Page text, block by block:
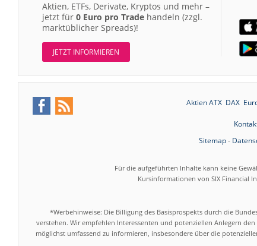
Aktien, ETFs, Derivate, Kryptos und mehr –
jetzt für 0 Euro pro Trade handeln (zzgl.
marktüblicher Spreads)!
JETZT INFORMIEREN
Aktien ATX DAX
Sitemap-
Für die aufgeführten Inhalte kann keine
Kursinformationen von SIX Financial
*Werbehinweise: Die Billigung des Basisprospekts durch die
verstehen. Wir empfehlen Interessenten und potenziellen Anlegern
möglichst umfassend zu informieren, insbesondere über die